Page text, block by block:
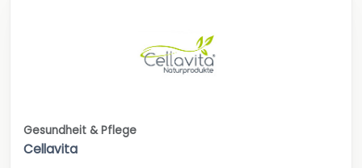
Gesundheit & Pflege
Cellavita